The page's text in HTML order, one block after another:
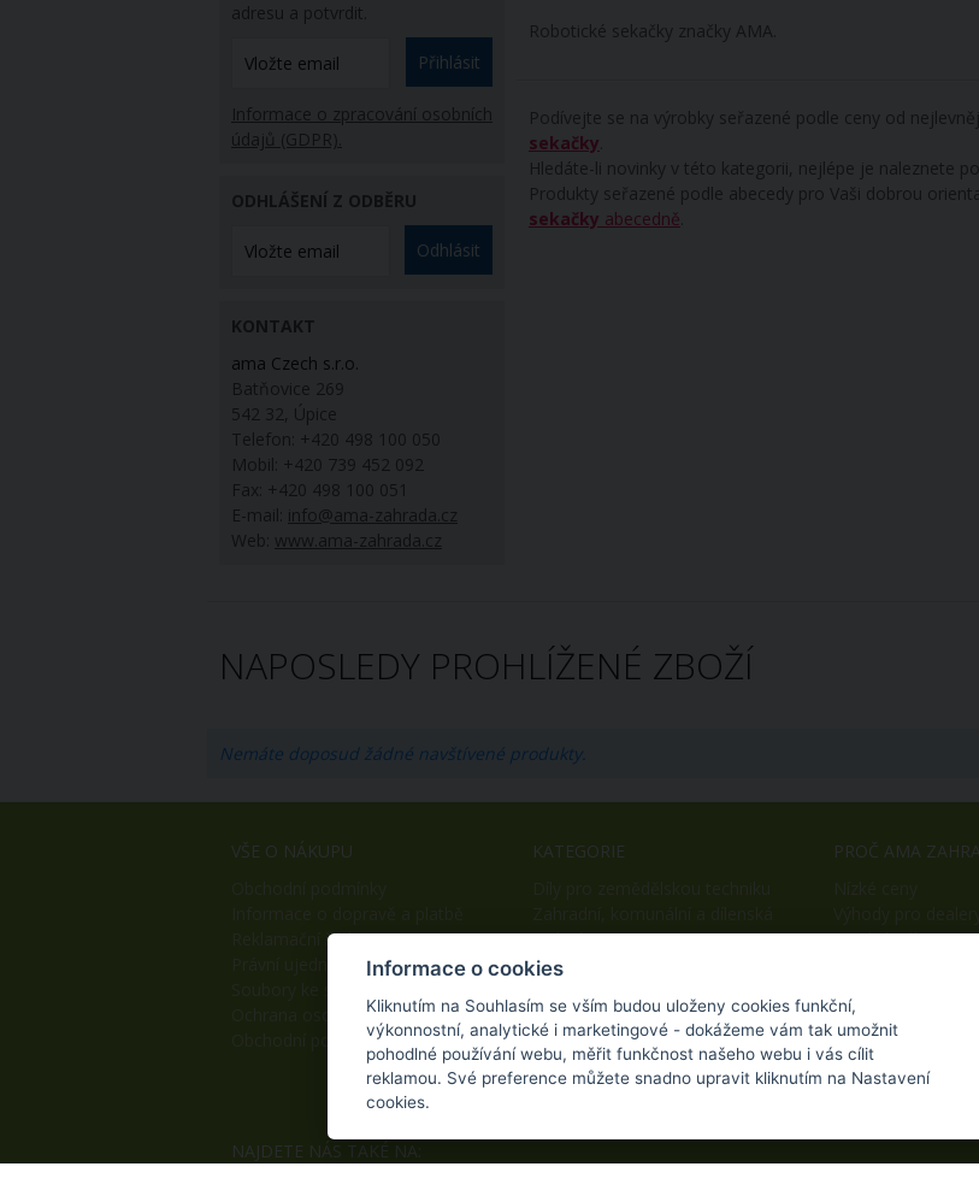
Robotické sekačky značky AMA.
Podívejte se na výrobky seřazené podle ceny od
sekačky
Hledáte-li novinky v této kategorii, nejlépe je naleznete
Produkty seřazené podle abecedy pro Vaši dobrou
sekačky abecedně
adresu a potvrdit.
Přihlásit
Informace o zpracování osobních
údajů (GDPR).
ODHLÁŠENÍ Z ODBĚRU
Odhlásit
KONTAKT
ama Czech s.r.o.
Batňovice 269
542 32, Úpice
Telefon: +420 498 100 050
Mobil: +420 739 452 092
Fax: +420 498 100 051
E-mail: info@ama-zahrada.cz
Web:
www.ama-zahrada.cz
NAPOSLEDY PROHLÍŽENÉ ZBOŽÍ
Nemáte doposud žádné navštívené produkty.
VŠE O NÁKUPU
Reklamační řád
Ochrana osobních údajů
Obchodní podmínky B2B
KATEGORIE
technika
PROČ AMA
Snadný nákup
NAJDETE NÁS TAKÉ NA:
Informace o cookies
Kliknutím na Souhlasím se vším budou uloženy cookies funkční,
výkonnostní, analytické i marketingové - dokážeme vám tak umožnit
pohodlné používání webu, měřit funkčnost našeho webu i vás cílit
reklamou. Své preference můžete snadno upravit kliknutím na Nastavení
cookies.